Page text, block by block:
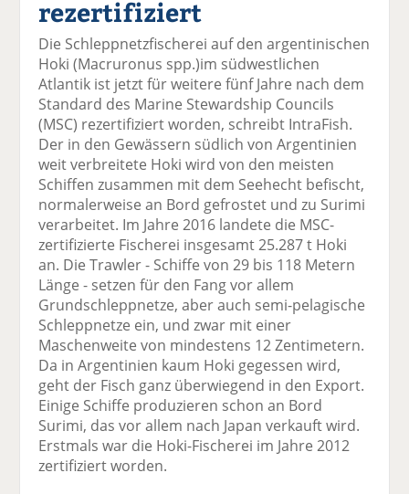
el
uf
F
ac
e
b
o
o
k
te
il
e
n
wi
tt
er
n
uf
Li
n
k
e
di
n
te
il
e
n
er
m
l
v
se
n
d
e
n
ru
e
rezertifiziert
Die Schleppnetzfischerei auf den argentinischen
Hoki (Macruronus spp.)im südwestlichen
Atlantik ist jetzt für weitere fünf Jahre nach dem
Standard des Marine Stewardship Councils
(MSC) rezertifiziert worden, schreibt IntraFish.
Der in den Gewässern südlich von Argentinien
weit verbreitete Hoki wird von den meisten
Schiffen zusammen mit dem Seehecht befischt,
normalerweise an Bord gefrostet und zu Surimi
verarbeitet. Im Jahre 2016 landete die MSC-
zertifizierte Fischerei insgesamt 25.287 t Hoki
an. Die Trawler - Schiffe von 29 bis 118 Metern
Länge - setzen für den Fang vor allem
Grundschleppnetze, aber auch semi-pelagische
Schleppnetze ein, und zwar mit einer
Maschenweite von mindestens 12 Zentimetern.
Da in Argentinien kaum Hoki gegessen wird,
geht der Fisch ganz überwiegend in den Export.
Einige Schiffe produzieren schon an Bord
Surimi, das vor allem nach Japan verkauft wird.
Erstmals war die Hoki-Fischerei im Jahre 2012
zertifiziert worden.